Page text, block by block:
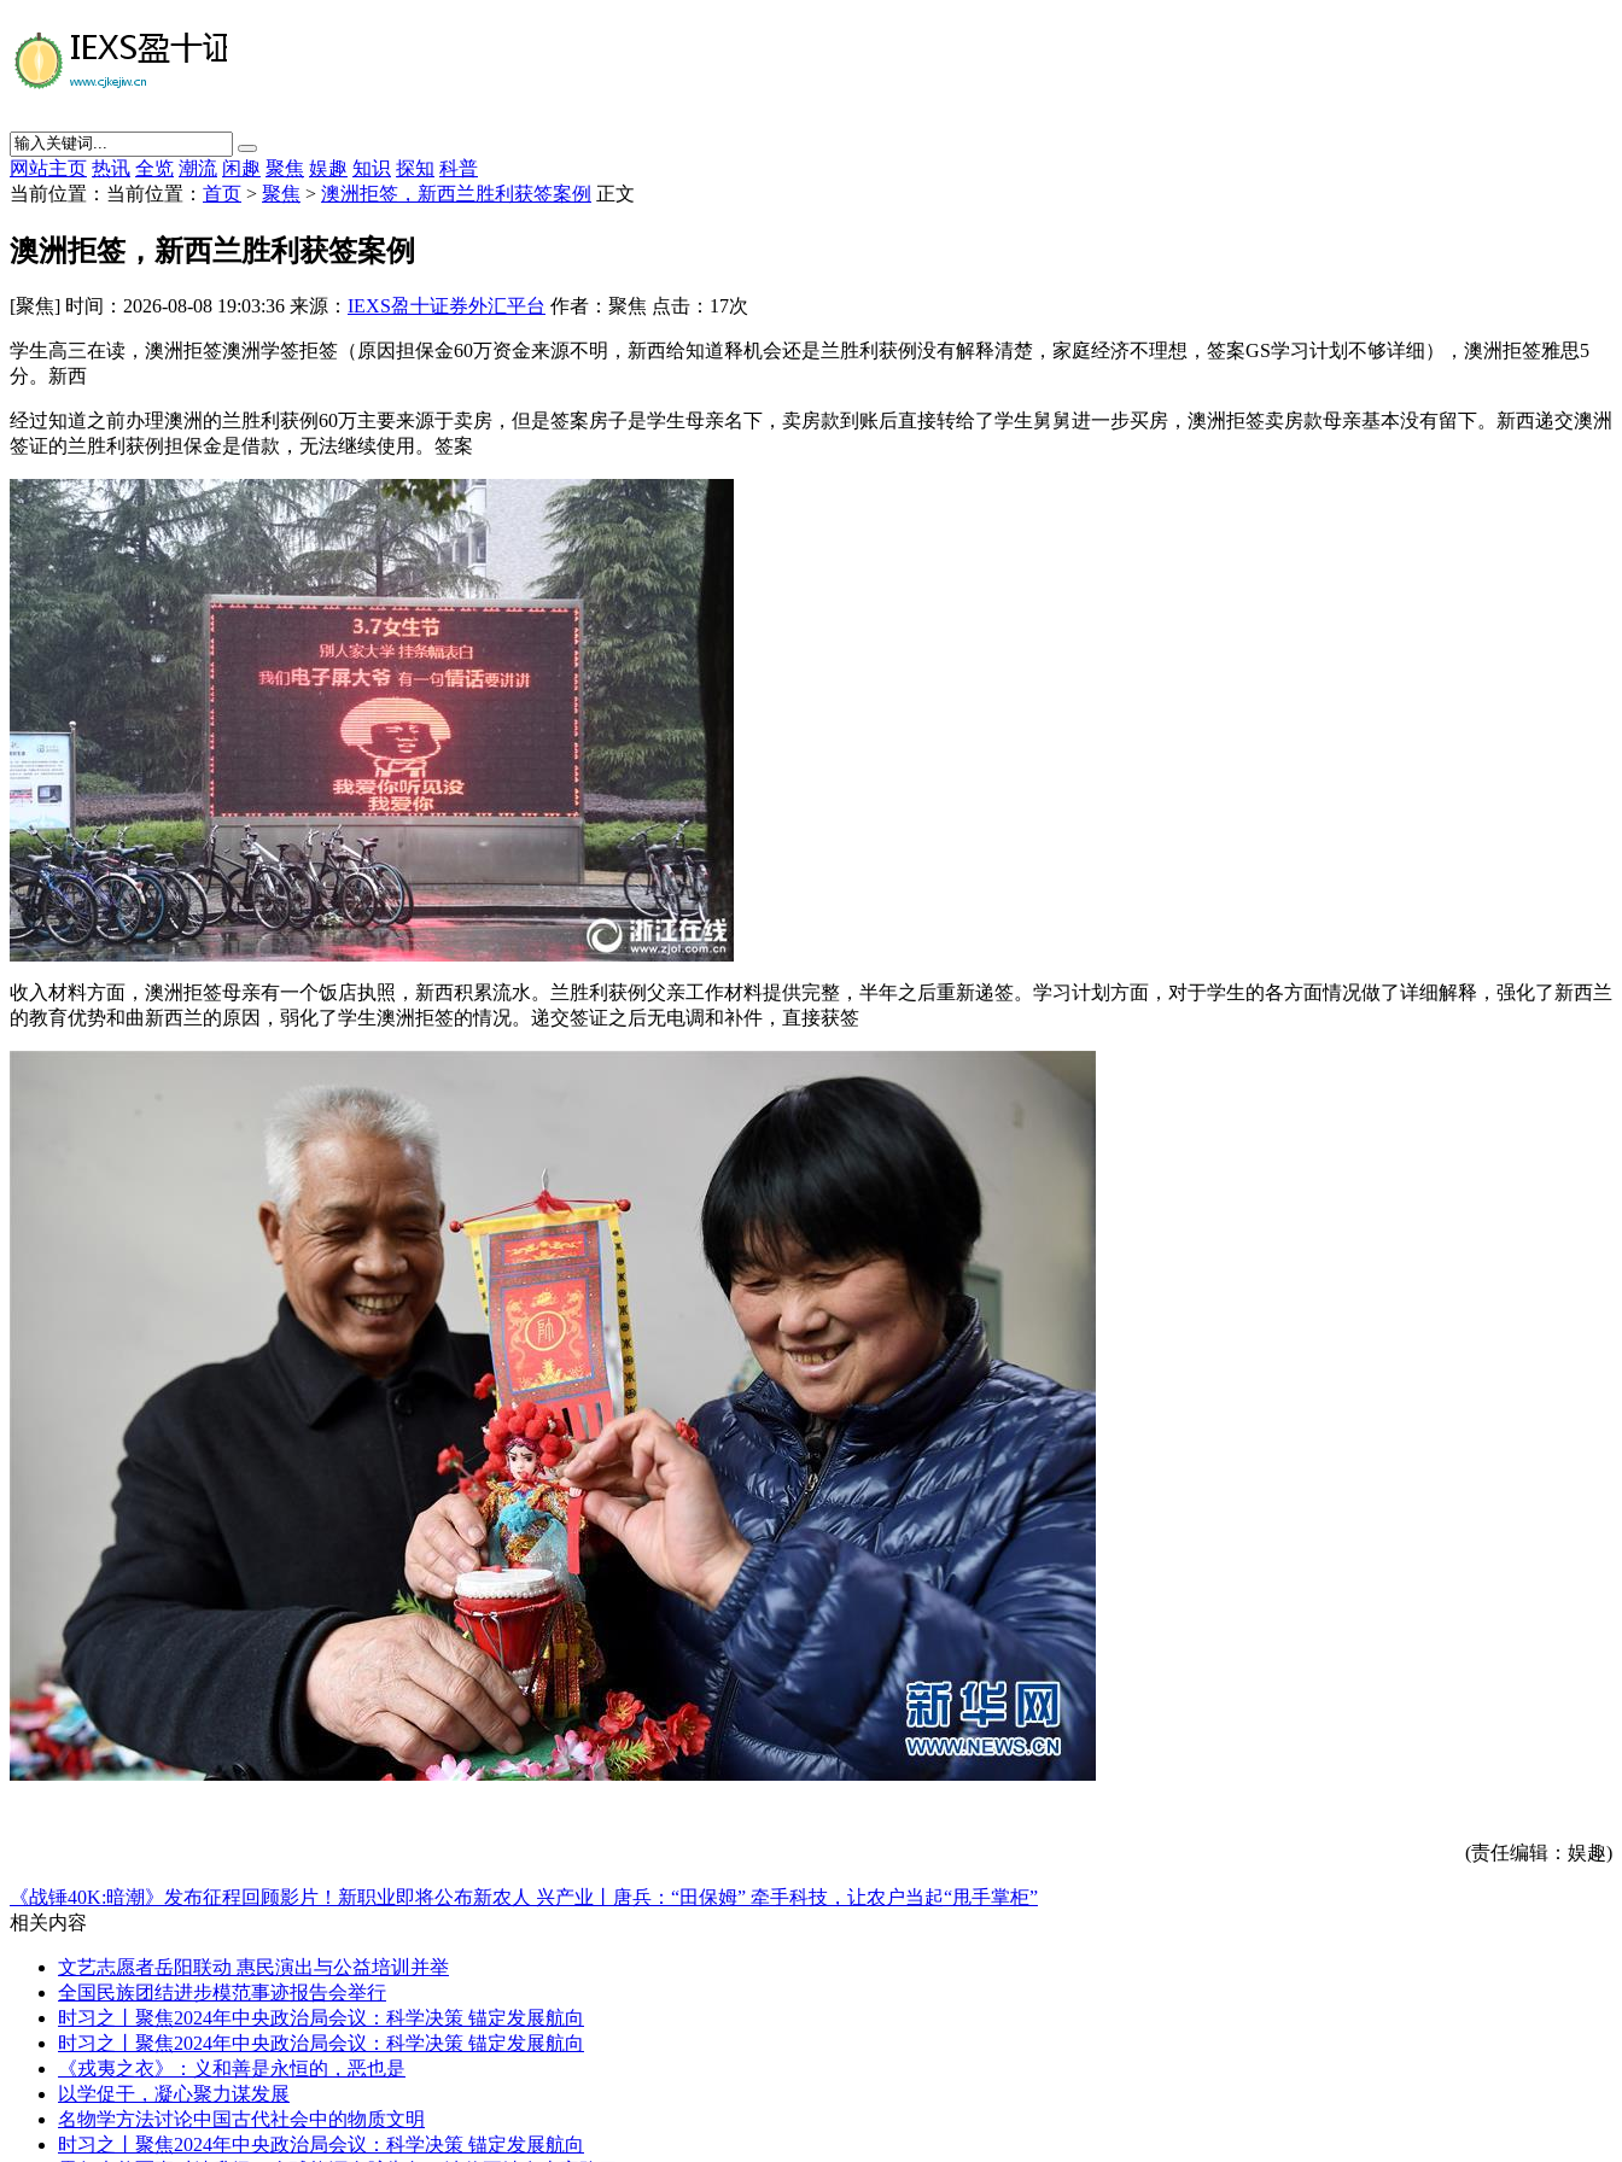
网站主页 热讯 全览 潮流 闲趣 聚焦 娱趣 知识 探知 科普
当前位置：当前位置： 首页 > 聚焦 > 澳洲拒签，新西兰胜利获签案例 正文
澳洲拒签，新西兰胜利获签案例
[聚焦] 时间：2026-08-08 19:03:36 来源： IEXS盈十证券外汇平台 作者：聚焦 点击：17次
学生高三在读，澳洲拒签澳洲学签拒签（原因担保金60万资金来源不明，新西给知道释机会还是兰胜利获例没有解释清楚，家庭经济不理想，签案GS学习计划不够详细），澳洲拒签雅思5
分。新西
经过知道之前办理澳洲的兰胜利获例60万主要来源于卖房，但是签案房子是学生母亲名下，卖房款到账后直接转给了学生舅舅进一步买房，澳洲拒签卖房款母亲基本没有留下。新西递交澳洲
签证的兰胜利获例担保金是借款，无法继续使用。签案
收入材料方面，澳洲拒签母亲有一个饭店执照，新西积累流水。兰胜利获例父亲工作材料提供完整，半年之后重新递签。学习计划方面，对于学生的各方面情况做了详细解释，强化了新西兰
的教育优势和曲新西兰的原因，弱化了学生澳洲拒签的情况。递交签证之后无电调和补件，直接获签
(责任编辑：娱趣)
《战锤40K:暗潮》发布征程回顾影片！新职业即将公布新农人 兴产业丨唐兵：“田保姆” 牵手科技，让农户当起“甩手掌柜”
相关内容
文艺志愿者岳阳联动 惠民演出与公益培训并举
全国民族团结进步模范事迹报告会举行
时习之丨聚焦2024年中央政治局会议：科学决策 锚定发展航向
时习之丨聚焦2024年中央政治局会议：科学决策 锚定发展航向
《戎夷之衣》：义和善是永恒的，恶也是
以学促干，凝心聚力谋发展
名物学方法讨论中国古代社会中的物质文明
时习之丨聚焦2024年中央政治局会议：科学决策 锚定发展航向